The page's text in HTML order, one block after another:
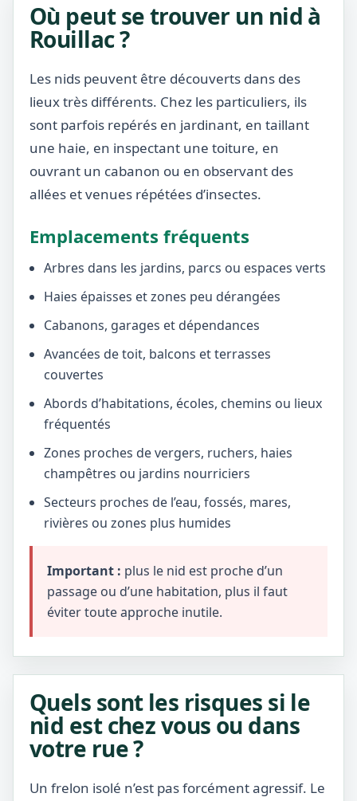
Où peut se trouver un nid à
Rouillac ?
Les nids peuvent être découverts dans des
lieux très différents. Chez les particuliers, ils
sont parfois repérés en jardinant, en taillant
une haie, en inspectant une toiture, en
ouvrant un cabanon ou en observant des
allées et venues répétées d’insectes.
Emplacements fréquents
Arbres dans les jardins, parcs ou espaces verts
Haies épaisses et zones peu dérangées
Cabanons, garages et dépendances
Avancées de toit, balcons et terrasses
couvertes
Abords d’habitations, écoles, chemins ou lieux
fréquentés
Zones proches de vergers, ruchers, haies
champêtres ou jardins nourriciers
Secteurs proches de l’eau, fossés, mares,
rivières ou zones plus humides
Important : plus le nid est proche d’un
passage ou d’une habitation, plus il faut
éviter toute approche inutile.
Quels sont les risques si le
nid est chez vous ou dans
votre rue ?
Un frelon isolé n’est pas forcément agressif. Le